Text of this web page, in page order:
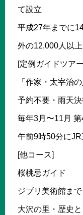
て設立
平成27年までに
外の12,000人以
[定例ガイドツア
「作家・太宰治
予約不要・雨天
毎年3月〜11月
午前9時50分に
[他コース]
桜桃忌ガイド
ジブリ美術館まで
大沢の里・歴史